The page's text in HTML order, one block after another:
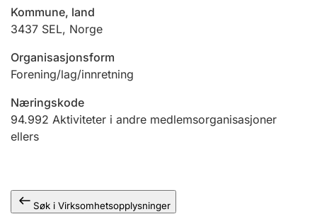
Ektepaktveileder
Kommune, land
3437 SEL, Norge
Organisasjonsform
Forening/lag/innretning
Næringskode
94.992 Aktiviteter i andre medlemsorganisasjoner
ellers
Søk i Virksomhetsopplysninger